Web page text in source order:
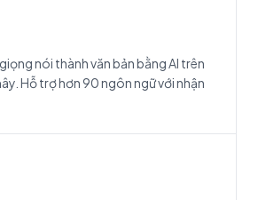
nói thành văn bản bằng AI trên
Hỗ trợ hơn 90 ngôn ngữ với nhận